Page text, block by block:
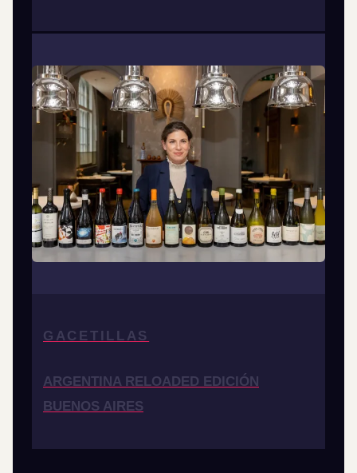
GACETILLAS
ARGENTINA RELOADED EDICIÓN
BUENOS AIRES